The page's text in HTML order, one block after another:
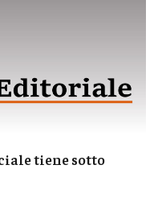
tiene sotto